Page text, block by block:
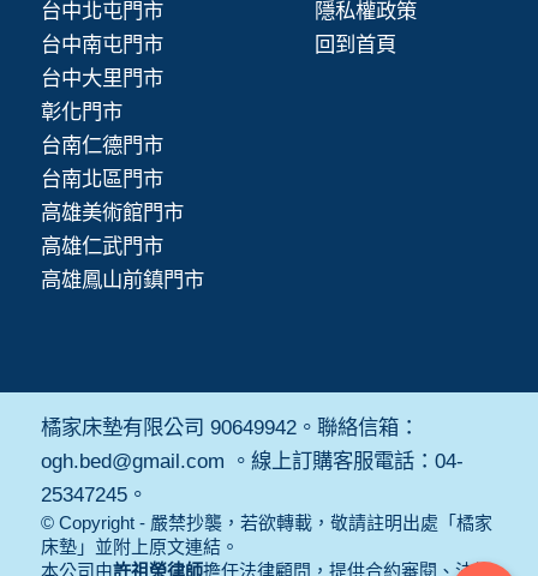
台中北屯門市
台中南屯門市
台中大里門市
彰化門市
台南仁德門市
台南北區門市
高雄美術館門市
高雄仁武門市
高雄鳳山前鎮門市
隱私權政策
回到首頁
橘家床墊有限公司 90649942。聯絡信箱：
ogh.bed@gmail.com 。線上訂購客服電話：04-
25347245。
© Copyright - 嚴禁抄襲，若欲轉載，敬請註明出處「橘家
床墊」並附上原文連結。
本公司由許祖榮律師擔任法律顧問，提供合約審閱、法規